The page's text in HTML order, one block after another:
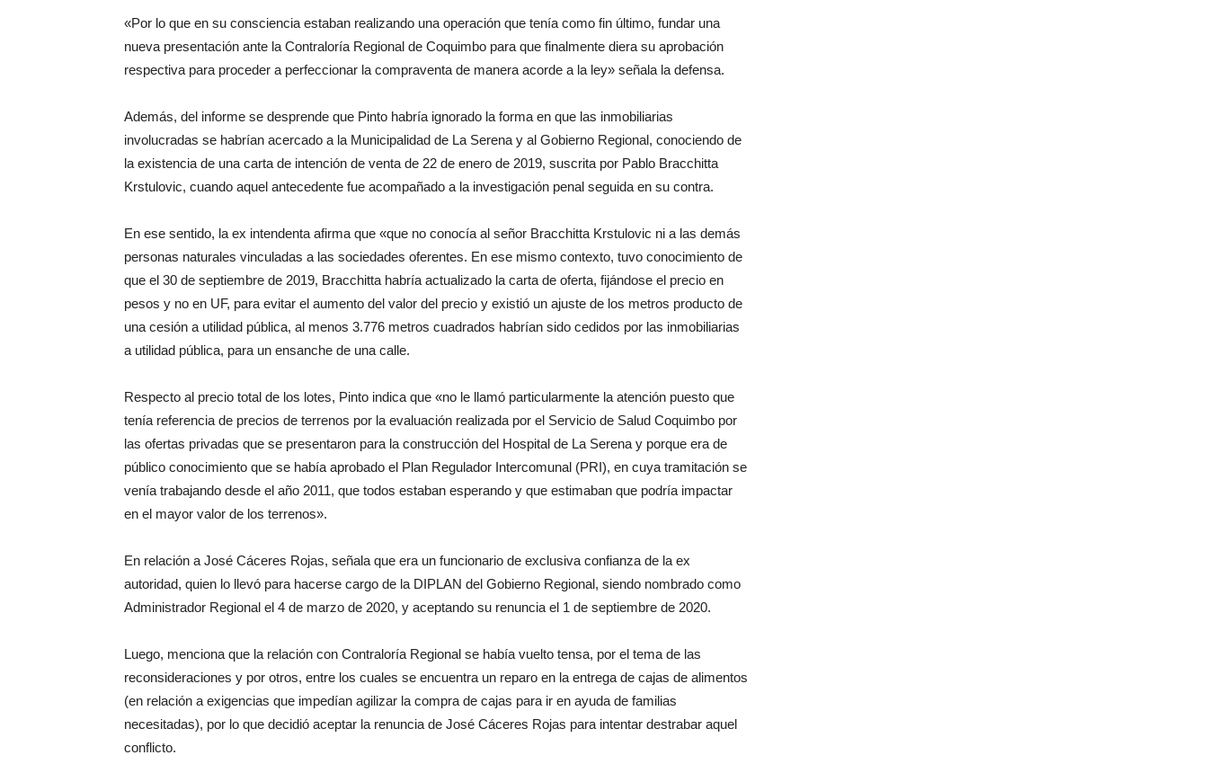
«Por lo que en su consciencia estaban realizando una operación que tenía como fin último, fundar una
nueva presentación ante la Contraloría Regional de Coquimbo para que finalmente diera su aprobación
respectiva para proceder a perfeccionar la compraventa de manera acorde a la ley» señala la defensa.
Además, del informe se desprende que Pinto habría ignorado la forma en que las inmobiliarias
involucradas se habrían acercado a la Municipalidad de La Serena y al Gobierno Regional, conociendo de
la existencia de una carta de intención de venta de 22 de enero de 2019, suscrita por Pablo Bracchitta
Krstulovic, cuando aquel antecedente fue acompañado a la investigación penal seguida en su contra.
En ese sentido, la ex intendenta afirma que «que no conocía al señor Bracchitta Krstulovic ni a las demás
personas naturales vinculadas a las sociedades oferentes. En ese mismo contexto, tuvo conocimiento de
que el 30 de septiembre de 2019, Bracchitta habría actualizado la carta de oferta, fijándose el precio en
pesos y no en UF, para evitar el aumento del valor del precio y existió un ajuste de los metros producto de
una cesión a utilidad pública, al menos 3.776 metros cuadrados habrían sido cedidos por las inmobiliarias
a utilidad pública, para un ensanche de una calle.
Respecto al precio total de los lotes, Pinto indica que «no le llamó particularmente la atención puesto que
tenía referencia de precios de terrenos por la evaluación realizada por el Servicio de Salud Coquimbo por
las ofertas privadas que se presentaron para la construcción del Hospital de La Serena y porque era de
público conocimiento que se había aprobado el Plan Regulador Intercomunal (PRI), en cuya tramitación se
venía trabajando desde el año 2011, que todos estaban esperando y que estimaban que podría impactar
en el mayor valor de los terrenos».
En relación a José Cáceres Rojas, señala que era un funcionario de exclusiva confianza de la ex
autoridad, quien lo llevó para hacerse cargo de la DIPLAN del Gobierno Regional, siendo nombrado como
Administrador Regional el 4 de marzo de 2020, y aceptando su renuncia el 1 de septiembre de 2020.
Luego, menciona que la relación con Contraloría Regional se había vuelto tensa, por el tema de las
reconsideraciones y por otros, entre los cuales se encuentra un reparo en la entrega de cajas de alimentos
(en relación a exigencias que impedían agilizar la compra de cajas para ir en ayuda de familias
necesitadas), por lo que decidió aceptar la renuncia de José Cáceres Rojas para intentar destrabar aquel
conflicto.